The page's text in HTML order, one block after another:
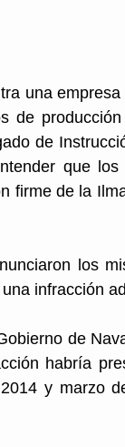
una
de
de
que los
firme de la
los
infracción
de
habría
y marzo